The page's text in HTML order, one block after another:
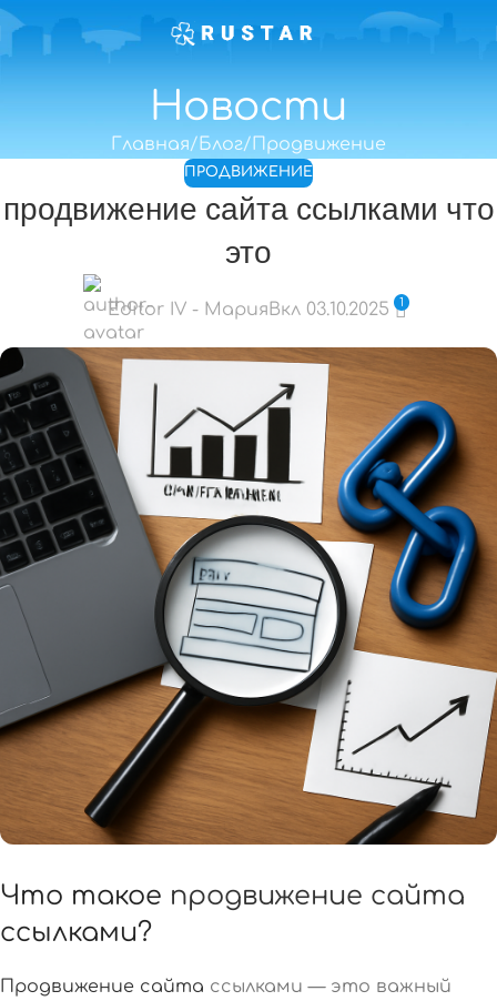
Новости
Главная Блог Продвижение
ПРОДВИЖЕНИЕ
продвижение сайта ссылками что
это
Editor IV - Мария Вкл 03.10.2025 1
Что такое продвижение сайта
ссылками?
Продвижение сайта ссылками — это важный